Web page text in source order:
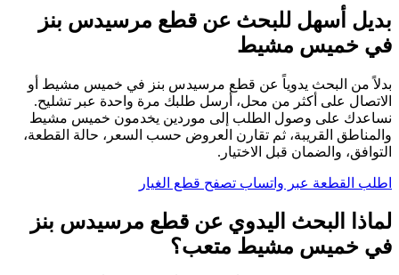
بديل أسهل للبحث عن قطع مرسيدس بنز
في خميس مشيط
بدلاً من البحث يدوياً عن قطع مرسيدس بنز في خميس مشيط أو
الاتصال على أكثر من محل، أرسل طلبك مرة واحدة عبر تشليح.
نساعدك على وصول الطلب إلى موردين يخدمون خميس مشيط
والمناطق القريبة، ثم تقارن العروض حسب السعر، حالة القطعة،
التوافق، والضمان قبل الاختيار.
اطلب القطعة عبر واتساب تصفح قطع الغيار
لماذا البحث اليدوي عن قطع مرسيدس بنز
في خميس مشيط متعب؟